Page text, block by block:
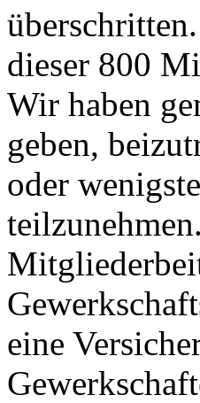
dieser 800
Wir haben
geben,
oder
eine